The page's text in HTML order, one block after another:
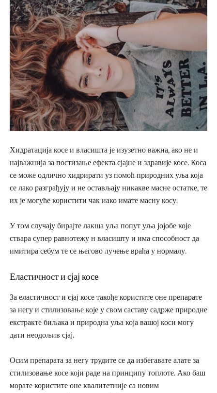
Хидратација косе и власишта је изузетно важна, ако не и
најважнија за постизање ефекта сјајне и здравије косе. Коса
се може одлично хидрирати уз помоћ природних уља која
се лако разграђују и не остављају никакве масне остатке, те
их је могуће користити чак иако имате масну косу.
У том случају бирајте лакша уља попут уља јојобе које
ствара супер равнотежу н власишту и има способност да
имитира себум те се његово лучење враћа у нормалу.
Еластичност и сјај косе
За еластичност и сјај косе такође користите оне препарате
за негу и стилизовање које у свом саставу садрже природне
екстракте биљака и природна уља која вашој коси могу
дати неодољив сјај.
Осим препарата за негу трудите се да избегавате алате за
стилизовање косе који раде на принципу топлоте. Ако баш
морате користите оне квалитетније са новим